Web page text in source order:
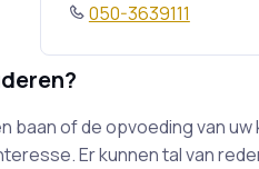
050-3639111
baan of de opvoeding van
Er kunnen tal van